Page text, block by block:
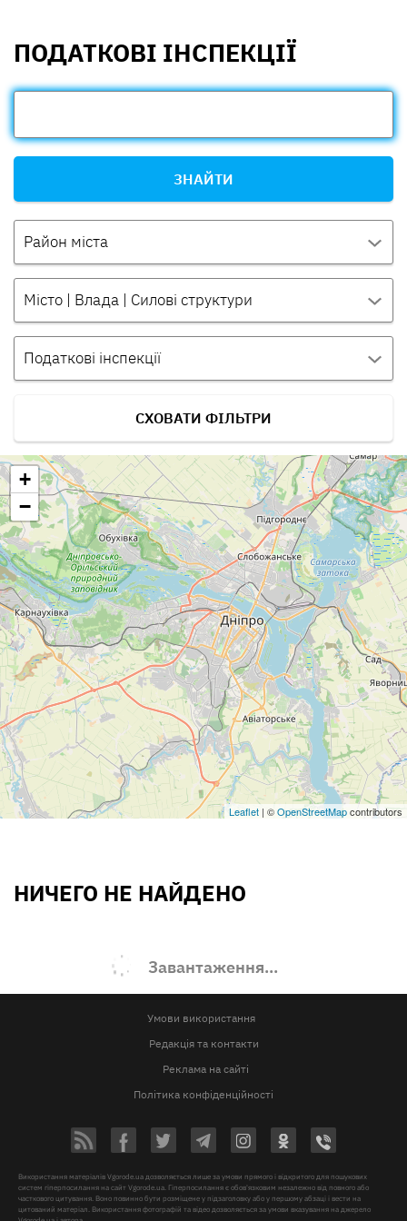
ПОДАТКОВІ ІНСПЕКЦІЇ
ЗНАЙТИ
Район міста
Місто | Влада | Силові структури
Податкові інспекції
СХОВАТИ ФІЛЬТРИ
+
−
Leaflet | ©OpenStreetMapcontributors
НИЧЕГО НЕ НАЙДЕНО
Завантаження...
Умови використання
Редакція та контакти
Реклама на сайті
Політика конфіденційності
Використання матеріалів Vgorode.ua дозволяється лише за умови прямого і відкритого для пошукових
систем гіперпосилання на сайт Vgorode.ua. Гіперпосилання є обов'язковим незалежно від повного або
часткового цитування. Воно повинно бути розміщене у підзаголовку або у першому абзаці і вести на
цитований матеріал. Використання фотографій та відео дозволяється за умови вказування на джерело